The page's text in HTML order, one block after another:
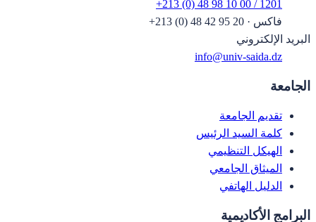
+213 (0) 48 98 10 00 / 1201
فاكس ·
+213 (0) 48 42 95 20
البريد الإلكتروني
info@univ-saida.dz
الجامعة
تقديم الجامعة
كلمة السيد الرئيس
الهيكل التنظيمي
الميثاق الجامعي
الدليل الهاتفي
البرامج الأكاديمية